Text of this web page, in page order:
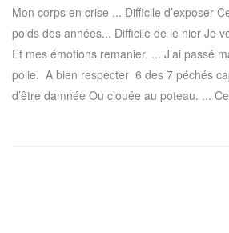
Mon corps en crise ... Difficile d’exposer
poids des années... Difficile de le nier Je
Et mes émotions remanier. ... J’ai passé
polie. A bien respecter 6 des 7 péchés
d’être damnée Ou clouée au poteau. ...